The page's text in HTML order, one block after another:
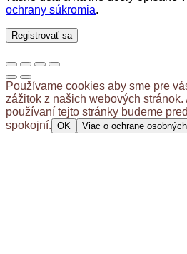
ochrany súkromia.
Registrovať sa
Používame cookies aby sme pre
zážitok z našich webových
používaní tejto stránky budeme
spokojní. OK Viac o ochrane